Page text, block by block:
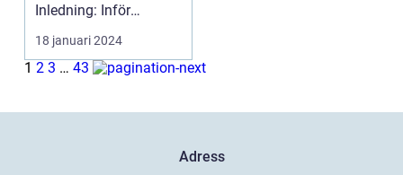
Inledning: Inför
vintertid är det...
18 januari 2024
1 2 3 … 43
Adress